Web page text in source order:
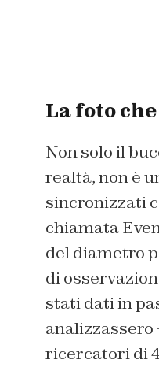
La foto
Non solo il
realtà, non è
sincronizzati
chiamata
del diametro
di
stati dati in
analizzassero
ricercatori di